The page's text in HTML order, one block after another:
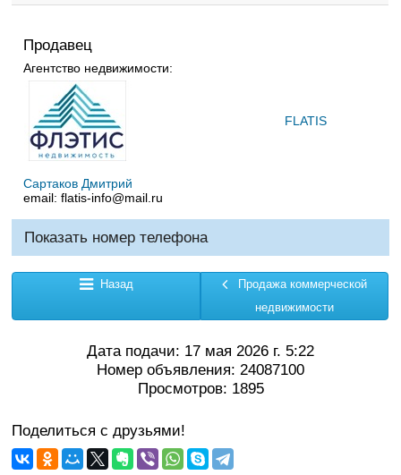
Продавец
Агентство недвижимости:
FLATIS
Сартаков Дмитрий
email: flatis-info@mail.ru
Показать номер телефона
Назад
Продажа коммерческой
недвижимости
Дата подачи: 17 мая 2026 г. 5:22
Номер объявления: 24087100
Просмотров: 1895
Поделиться с друзьями!